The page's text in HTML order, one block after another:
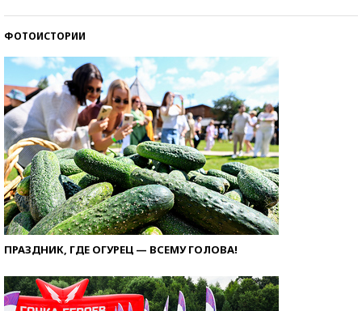
ФОТОИСТОРИИ
ПРАЗДНИК, ГДЕ ОГУРЕЦ — ВСЕМУ ГОЛОВА!